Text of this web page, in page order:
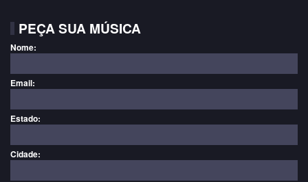
PEÇA SUA MÚSICA
Nome:
Email:
Estado:
Cidade: